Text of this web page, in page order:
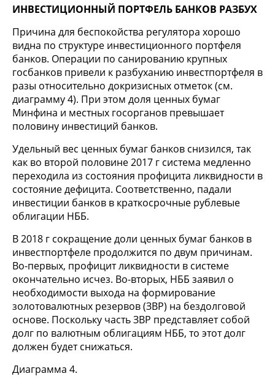
ИНВЕСТИЦИОННЫЙ ПОРТФЕЛЬ БАНКОВ РАЗБУХ
Причина для беспокойства регулятора хорошо
видна по структуре инвестиционного портфеля
банков. Операции по санированию крупных
госбанков привели к разбуханию инвестпортфеля в
разы относительно докризисных отметок (см.
диаграмму 4). При этом доля ценных бумаг
Минфина и местных госорганов превышает
половину инвестиций банков.
Удельный вес ценных бумаг банков снизился, так
как во второй половине 2017 г система медленно
переходила из состояния профицита ликвидности в
состояние дефицита. Соответственно, падали
инвестиции банков в краткосрочные рублевые
облигации НББ.
В 2018 г сокращение доли ценных бумаг банков в
инвестпортфеле продолжится по двум причинам.
Во-первых, профицит ликвидности в системе
окончательно исчез. Во-вторых, НББ заявил о
необходимости выхода на формирование
золотовалютных резервов (ЗВР) на бездолговой
основе. Поскольку часть ЗВР представляет собой
долг по валютным облигациям НББ, то этот долг
должен будет снижаться.
Диаграмма 4.